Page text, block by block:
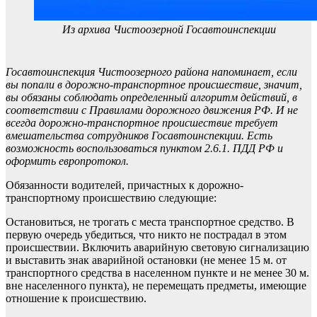
Из архива Чистоозерной Госавтоинспекции
Госавтоинспекция Чистоозерного района напоминает, если
вы попали в дорожно-транспортное происшествие, значит,
вы обязаны соблюдать определенный алгоритм действий, в
соответствии с Правилами дорожного движения РФ. И не
всегда дорожно-транспортное происшествие требует
вмешательства сотрудников Госавтоинспекции. Есть
возможность воспользоваться пунктом 2.6.1. ПДД РФ и
оформить европротокол.
Обязанности водителей, причастных к дорожно-
транспортному происшествию следующие:
Остановиться, не трогать с места транспортное средство. В
первую очередь убедиться, что никто не пострадал в этом
происшествии. Включить аварийную световую сигнализацию
и выставить знак аварийной остановки (не менее 15 м. от
транспортного средства в населенном пункте и не менее 30 м.
вне населенного пункта), не перемещать предметы, имеющие
отношение к происшествию.